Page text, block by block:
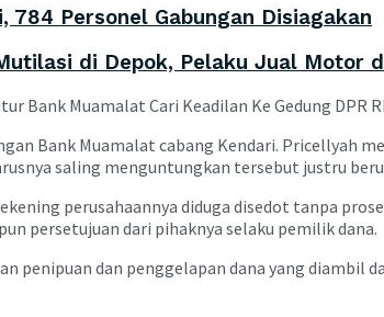
Personel Gabungan Disiagakan
di Depok, Pelaku Jual Motor
Bank Muamalat cabang Kendari. Pricellyah
saling menguntungkan tersebut justru
perusahaannya diduga disedot tanpa
persetujuan dari pihaknya selaku pemilik dana.
penipuan dan penggelapan dana yang diambil